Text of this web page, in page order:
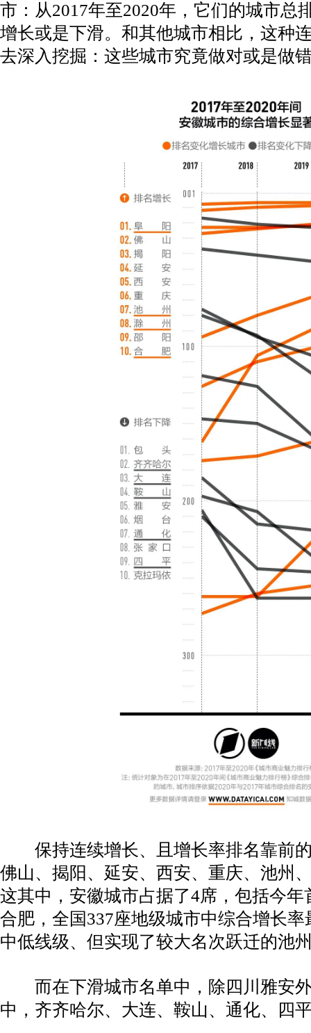
市：从2017年至2020年，它们的城市总
增长或是下滑。和其他城市相比，这种
去深入挖掘：这些城市究竟做对或是做
保持连续增长、且增长率排名靠前的
佛山、揭阳、延安、西安、重庆、池州
这其中，安徽城市占据了4席，包括今
合肥，全国337座地级城市中综合增长
中低线级、但实现了较大名次跃迁的池
而在下滑城市名单中，除四川雅安外
中，齐齐哈尔、大连、鞍山、通化、四